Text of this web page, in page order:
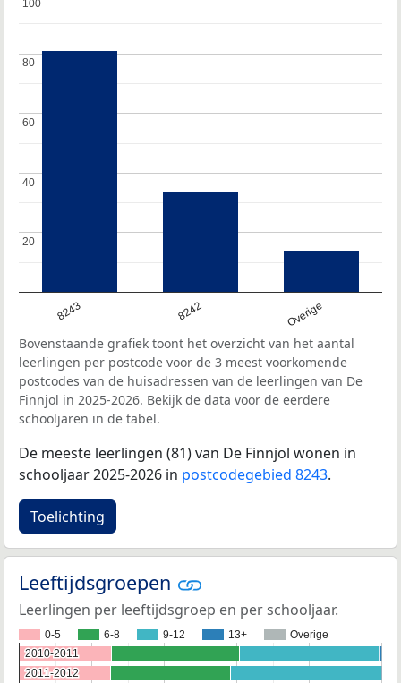
8243 8242 Overige
20
20
40
40
60
60
80
80
100
100
Bovenstaande grafiek toont het overzicht van het aantal
leerlingen per postcode voor de 3 meest voorkomende
postcodes van de huisadressen van de leerlingen van De
Finnjol in 2025-2026. Bekijk de data voor de eerdere
schooljaren in de tabel.
De meeste leerlingen (81) van De Finnjol wonen in
schooljaar 2025-2026 in postcodegebied 8243.
Toelichting
Leeftijdsgroepen
Leerlingen per leeftijdsgroep en per schooljaar.
0-5 6-8 9-12 13+ Overige
2010-2011
2010-2011
2011-2012
2011-2012